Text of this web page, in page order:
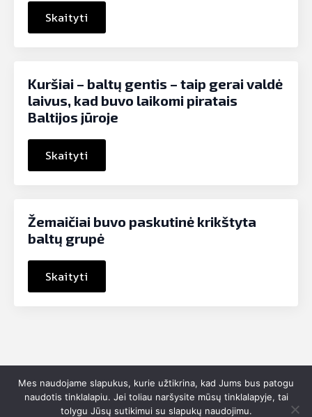
Skaityti
Kuršiai – baltų gentis – taip gerai valdė
laivus, kad buvo laikomi piratais
Baltijos jūroje
Skaityti
Žemaičiai buvo paskutinė krikštyta
baltų grupė
Skaityti
Susisiek:info@idomioji-istorija.lt
Mes naudojame slapukus, kurie užtikrina, kad Jums bus patogu
naudotis tinklalapiu. Jei toliau naršysite mūsų tinklalapyje, tai
tolygu Jūsų sutikimui su slapukų naudojimu.